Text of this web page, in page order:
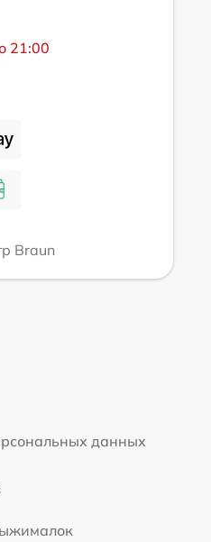
21:00
Braun
данных